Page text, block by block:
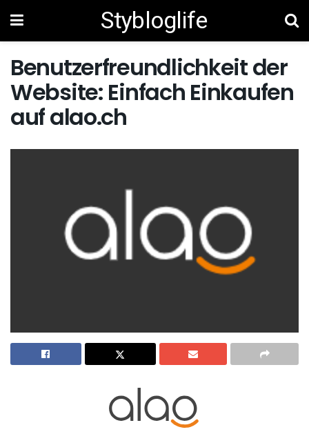
Stybloglife
Benutzerfreundlichkeit der
Website: Einfach Einkaufen
auf alao.ch